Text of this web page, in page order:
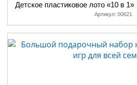
Детское пластиковое лото «10 в 1»
Артикул: 00621